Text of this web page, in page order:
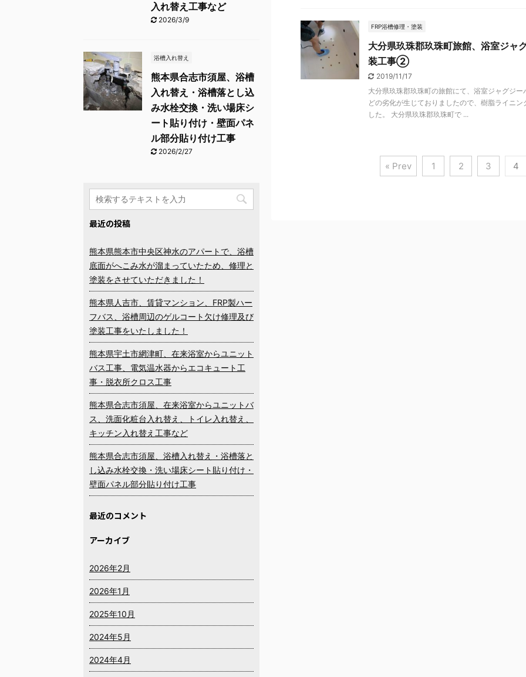
FRP浴槽修理・塗装
大分県玖珠郡玖珠町旅館、浴室ジャ
装工事②
2019/11/17
大分県玖珠郡玖珠町の旅館にて、浴室ジャグジ
どの劣化が生じておりましたので、樹脂ライニ
した。 大分県玖珠郡玖珠町で ...
« Prev 1 2 3 4
入れ替え工事など
2026/3/9
浴槽入れ替え
熊本県合志市須屋、浴槽
入れ替え・浴槽落とし込
み水栓交換・洗い場床シ
ート貼り付け・壁面パネ
ル部分貼り付け工事
2026/2/27
最近の投稿
熊本県熊本市中央区神水のアパートで、浴槽
底面がへこみ水が溜まっていたため、修理と
塗装をさせていただきました！
熊本県人吉市、賃貸マンション、FRP製ハー
フバス、浴槽周辺のゲルコート欠け修理及び
塗装工事をいたしました！
熊本県宇土市網津町、在来浴室からユニット
バス工事、電気温水器からエコキュート工
事・脱衣所クロス工事
熊本県合志市須屋、在来浴室からユニットバ
ス、洗面化粧台入れ替え、トイレ入れ替え、
キッチン入れ替え工事など
熊本県合志市須屋、浴槽入れ替え・浴槽落と
し込み水栓交換・洗い場床シート貼り付け・
壁面パネル部分貼り付け工事
最近のコメント
アーカイブ
2026年2月
2026年1月
2025年10月
2024年5月
2024年4月